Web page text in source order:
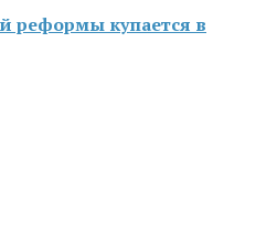
реформы купается в